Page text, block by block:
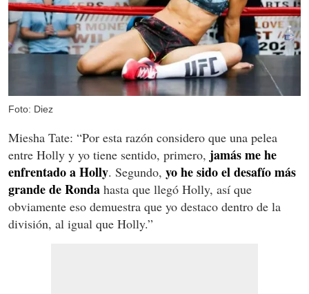
Foto: Diez
Miesha Tate: “Por esta razón considero que una pelea
entre Holly y yo tiene sentido, primero, jamás me he
enfrentado a Holly. Segundo, yo he sido el desafío más
grande de Ronda hasta que llegó Holly, así que
obviamente eso demuestra que yo destaco dentro de la
división, al igual que Holly.”